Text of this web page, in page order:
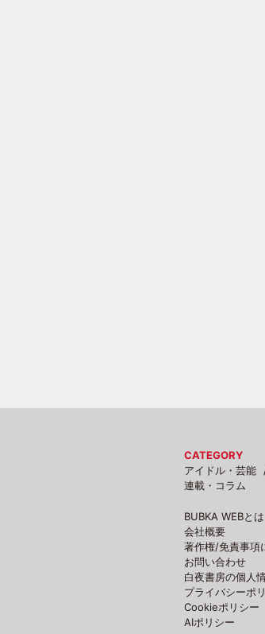
CATEGORY
アイドル・芸能
連載・コラム
BUBKA WEBとは
会社概要
著作権/免責事項
お問い合わせ
白夜書房の個人
プライバシーポ
Cookieポリシー
AIポリシー